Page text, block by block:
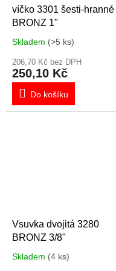
víčko 3301 šesti-hranné
BRONZ 1"
Skladem (>5 ks)
206,70 Kč bez DPH
250,10 Kč
Do košíku
Vsuvka dvojitá 3280
BRONZ 3/8"
Skladem (4 ks)